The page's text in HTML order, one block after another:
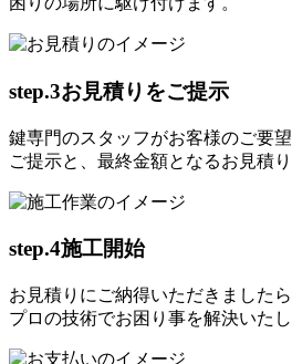
step.3お見積りをご提示
鍵専門のスタッフがお客様のご要
ご提示と、最終金額となるお見積
step.4施工開始
お見積りにご納得いただきました
プロの技術でお困り事を解決いたし